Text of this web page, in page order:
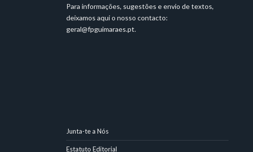
Para informações, sugestões e envio de textos,
deixamos aqui o nosso contacto:
geral@fpguimaraes.pt.
Junta-te a Nós
Estatuto Editorial